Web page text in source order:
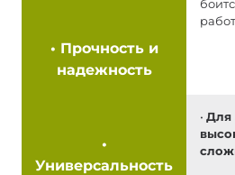
• Прочность и
надежность
•
Универсальность
• Для